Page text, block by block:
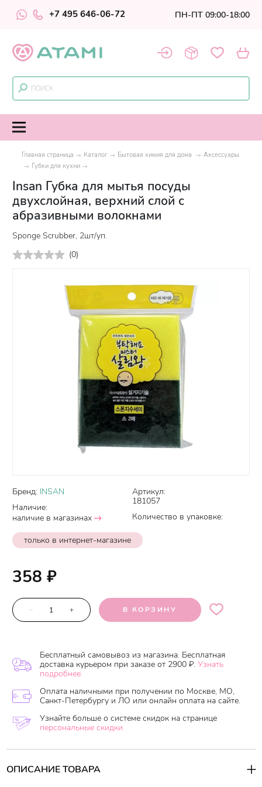
+7 495 646-06-72 ПН-ПТ 09:00-18:00
Главная страница Каталог Бытовая химия для дома
Аксессуары
Губки для кухни
Insan Губка для мытья посуды
двухслойная, верхний слой с
абразивными волокнами
Sponge Scrubber, 2шт/уп.
(0)
Бренд: INSAN
Наличие:
наличие в магазинах
Артикул:
181057
Количество в упаковке:
только в интернет-магазине
358 ₽
– + В КОРЗИНУ
Бесплатный самовывоз из магазина. Бесплатная
доставка курьером при заказе от 2900 ₽. Узнать
подробнее.
Оплата наличными при получении по Москве, МО,
Санкт-Петербургу и ЛО или онлайн оплата на сайте.
Узнайте больше о системе скидок на странице
персональные скидки.
ОПИСАНИЕ ТОВАРА